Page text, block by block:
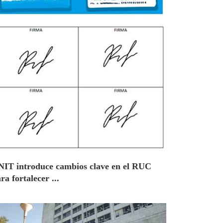
introduce cambios clave en el RUC
fortalecer ...